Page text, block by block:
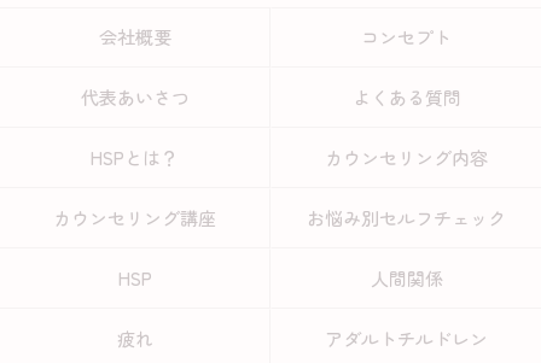
会社概要 コンセプト
代表あいさつ よくある質問
HSPとは？ カウンセリング内容
カウンセリング講座 お悩み別セルフチェック
HSP 人間関係
疲れ アダルトチルドレン